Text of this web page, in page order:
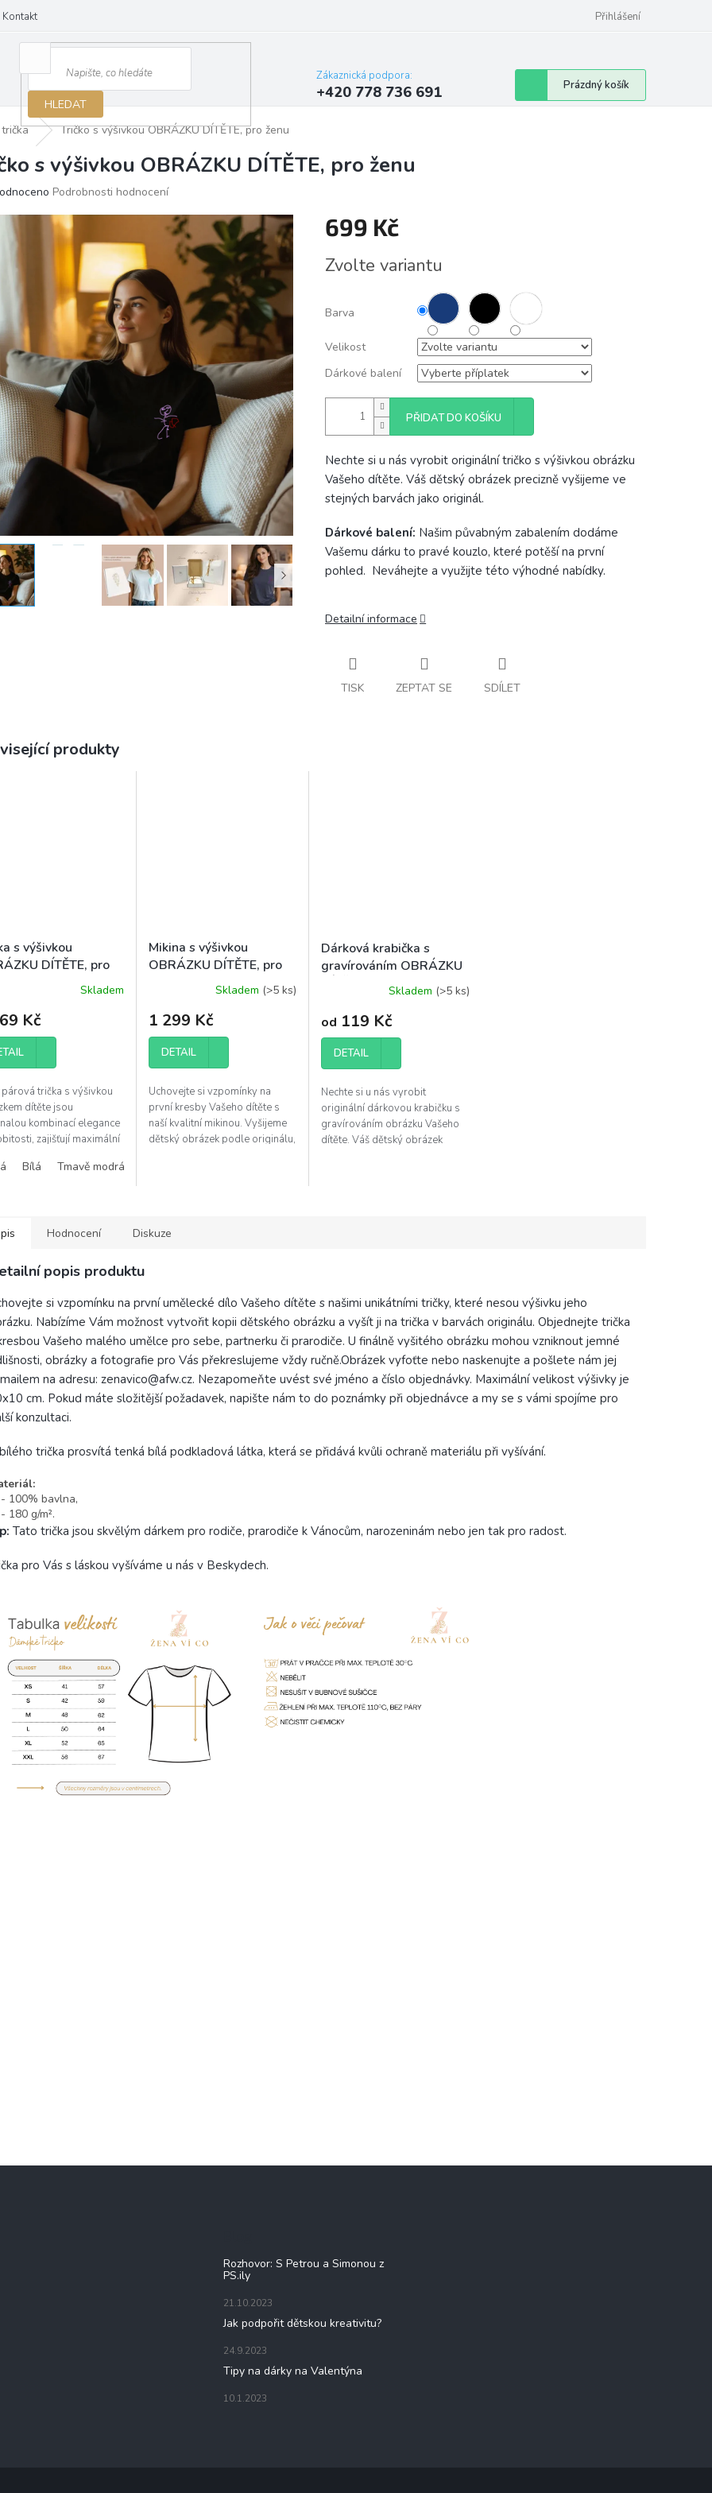
Kontakt Přihlášení
HLEDAT
Zákaznická podpora:
+420 778 736 691
Nákupní
košík
Prázdný košík
Tričko s výšivkou OBRÁZKU DÍTĚTE, pro ženu
s výšivkou OBRÁZKU DÍTĚTE, pro ženu
Podrobnosti hodnocení
699 Kč
cena:
Zvolte variantu
Barva
Velikost
Dárkové balení
PŘIDAT DO KOŠÍKU
Nechte si u nás vyrobit originální tričko s výšivkou obrázku
Vašeho dítěte. Váš dětský obrázek precizně vyšijeme ve
stejných barvách jako originál.
Dárkové balení: Našim půvabným zabalením dodáme
Vašemu dárku to pravé kouzlo, které potěší na první
pohled. Neváhejte a využijte této výhodné nabídky.
Detailní informace
TISK ZEPTAT SE SDÍLET
produkty
s výšivkou
DÍTĚTE, pro
Skladem
Kč
párová trička s výšivkou
dítěte jsou
kombinací elegance
zajišťují maximální
Dárkové balení: Našim
Bílá Tmavě modrá
Mikina s výšivkou
OBRÁZKU DÍTĚTE, pro
produktu
je
5,0
z
hvězdiček.
Skladem (>5 ks)
1 299 Kč
DETAIL
Uchovejte si vzpomínky na
první kresby Vašeho dítěte s
naší kvalitní mikinou. Vyšijeme
dětský obrázek podle originálu,
Dárková krabička s
gravírováním OBRÁZKU
Skladem (>5 ks)
od 119 Kč
DETAIL
Nechte si u nás vyrobit
originální dárkovou krabičku s
gravírováním obrázku Vašeho
dítěte. Váš dětský obrázek
Hodnocení Diskuze
popis produktu
si vzpomínku na první umělecké dílo Vašeho dítěte s našimi unikátními tričky, které nesou výšivku jeho
Nabízíme Vám možnost vytvořit kopii dětského obrázku a vyšít ji na trička v barvách originálu. Objednejte trička
Vašeho malého umělce pro sebe, partnerku či prarodiče. U finálně vyšitého obrázku mohou vzniknout jemné
obrázky a fotografie pro Vás překreslujeme vždy ručně.Obrázek vyfoťte nebo naskenujte a pošlete nám jej
na adresu: zenavico@afw.cz. Nezapomeňte uvést své jméno a číslo objednávky. Maximální velikost výšivky je
cm. Pokud máte složitější požadavek, napište nám to do poznámky při objednávce a my se s vámi spojíme pro
konzultaci.
trička prosvítá tenká bílá podkladová látka, která se přidává kvůli ochraně materiálu při vyšívání.
100% bavlna,
180 g/m².
Tato trička jsou skvělým dárkem pro rodiče, prarodiče k Vánocům, narozeninám nebo jen tak pro radost.
pro Vás s láskou vyšíváme u nás v Beskydech.
Rozhovor: S Petrou a Simonou z
PS.ily
21.10.2023
Jak podpořit dětskou kreativitu?
24.9.2023
Tipy na dárky na Valentýna
10.1.2023